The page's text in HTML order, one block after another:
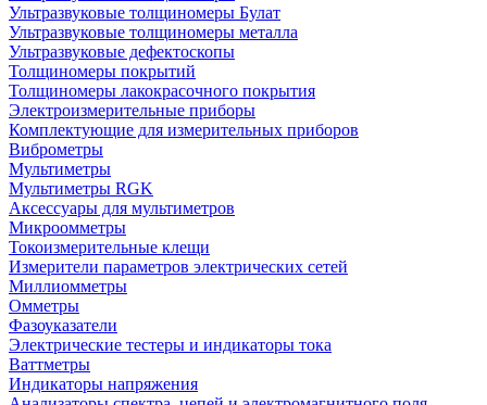
Ультразвуковые толщиномеры Булат
Ультразвуковые толщиномеры металла
Ультразвуковые дефектоскопы
Толщиномеры покрытий
Толщиномеры лакокрасочного покрытия
Электроизмерительные приборы
Комплектующие для измерительных приборов
Виброметры
Мультиметры
Мультиметры RGK
Аксессуары для мультиметров
Микроомметры
Токоизмерительные клещи
Измерители параметров электрических сетей
Миллиомметры
Омметры
Фазоуказатели
Электрические тестеры и индикаторы тока
Ваттметры
Индикаторы напряжения